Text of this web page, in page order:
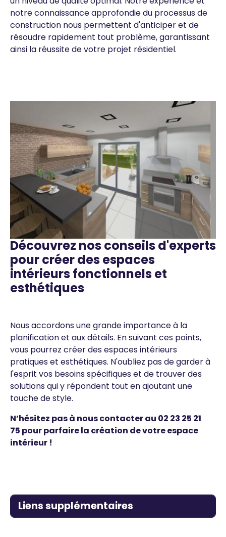
notre connaissance approfondie du processus de
construction nous permettent d'anticiper et de
résoudre rapidement tout problème, garantissant
ainsi la réussite de votre projet résidentiel.
Texte
Découvrez nos conseils d'experts
pour créer des espaces
intérieurs fonctionnels et
esthétiques
Nous accordons une grande importance à la
planification et aux détails. En suivant ces points,
vous pourrez créer des espaces intérieurs
pratiques et esthétiques. N'oubliez pas de garder à
l'esprit vos besoins spécifiques et de trouver des
solutions qui y répondent tout en ajoutant une
touche de style.
N’hésitez pas à nous contacter au 02 23 25 21
75 pour parfaire la création de votre espace
intérieur !
Titre
Liens supplémentaires